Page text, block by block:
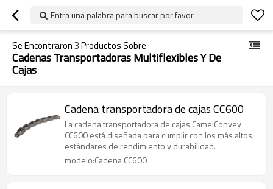
Entra una palabra para buscar por favor
Se Encontraron3Productos Sobre
Cadenas Transportadoras Multiflexibles Y De
Cajas
Cadena transportadora de cajas CC600
La cadena transportadora de cajas CamelConvey
CC600 está diseñada para cumplir con los más altos
estándares de rendimiento y durabilidad.
modelo:Cadena CC600